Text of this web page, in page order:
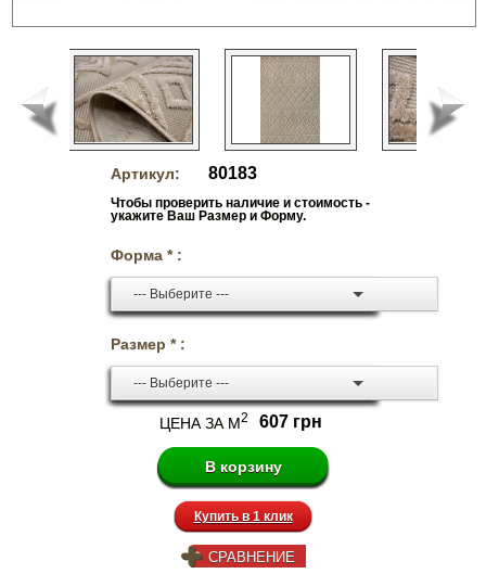
Артикул: 80183
Чтобы проверить наличие и стоимость -
укажите Ваш Размер и Форму.
Форма * :
--- Выберите ---
Размер * :
--- Выберите ---
ЦЕНА ЗА М2 607 грн
Купить в 1 клик
СРАВНЕНИЕ